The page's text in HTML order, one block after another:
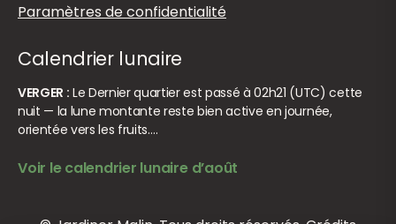
Paramètres de confidentialité
Calendrier lunaire
VERGER : Le Dernier quartier est passé à 02h21 (UTC) cette
nuit — la lune montante reste bien active en journée,
orientée vers les fruits.…
Voir le calendrier lunaire d’août